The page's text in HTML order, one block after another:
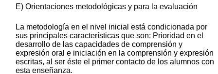
E) Orientaciones metodológicas y para la evaluación
La metodología en el nivel inicial está condicionada por
sus principales características que son: Prioridad en el
desarrollo de las capacidades de comprensión y
expresión oral e iniciación en la comprensión y expresión
escritas, al ser éste el primer contacto de los alumnos con
esta enseñanza.